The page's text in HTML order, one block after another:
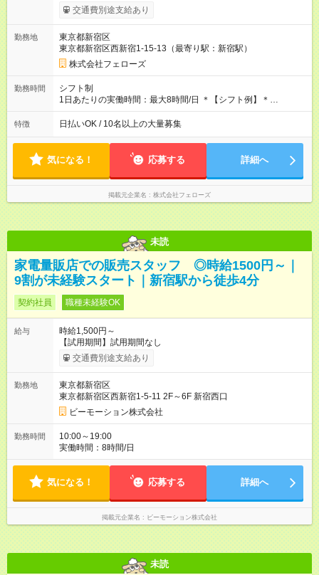
タイムで勤務いただける方にお越しいただきたいと思っていま
す。シフトが削られることはないので、安定した給与が入りま
たいという人もいると思います。このあたりは柔軟に対応する
ので、お気軽にご相談ください！ ※2ヶ月の試用期間がありま
す。その間の給与・待遇に変更はありません。 【試用期間】試
用期間あり 試用期間の長さ：2ヶ月 雇用形態、給与は本採用時
と同じです。
交通費別途支給あり
勤務地
東京都新宿区
東京都新宿区西新宿1-15-13（最寄り駅：新宿駅）
株式会社フェローズ
勤務時間
シフト制
1日あたりの実働時間：最大8時間/日 ＊【シフト例】＊
(1) 10:00～19:00 (2) 11:00～20:00 (3) 12:00～21:00 など ◎
いずれも実働8時間・休憩1時間です。中抜けシフトなどはあり
たい」などあれば相談に応じますのでおっしゃってください！
特徴 日払いOK / 10名以上の大量募集
気になる！ 応募する 詳細へ
掲載元企業名 株式会社フェローズ
未読
家電量販店での販売スタッフ ◎時給1500円～｜
9割が未経験スタート｜新宿駅から徒歩4分
契約社員 職種未経験OK
給与
時給1,500円～
【試用期間】試用期間なし
交通費別途支給あり
勤務地
東京都新宿区
東京都新宿区西新宿1-5-11 2F～6F 新宿西口
ビーモーション株式会社
勤務時間
10:00～19:00
実働時間：8時間/日
気になる！ 応募する 詳細へ
掲載元企業名 ビーモーション株式会社
未読